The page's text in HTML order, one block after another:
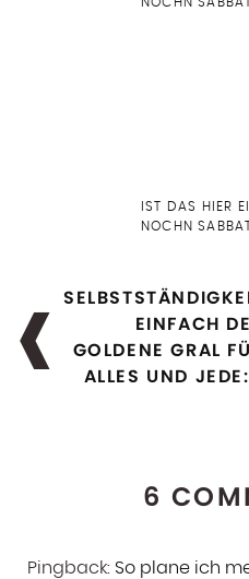
IST DAS HIER
NOCHN
EINFACH
GOLDENE GRAL
ALLES UND
6
Pingback: So plane ich